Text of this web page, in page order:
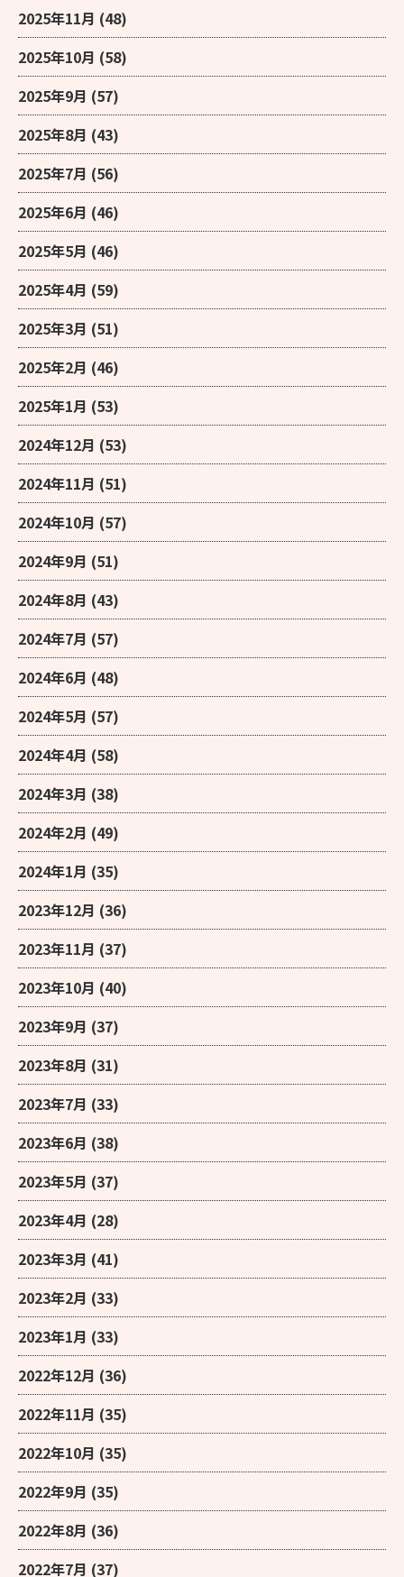
2025年11月 (48)
2025年10月 (58)
2025年9月 (57)
2025年8月 (43)
2025年7月 (56)
2025年6月 (46)
2025年5月 (46)
2025年4月 (59)
2025年3月 (51)
2025年2月 (46)
2025年1月 (53)
2024年12月 (53)
2024年11月 (51)
2024年10月 (57)
2024年9月 (51)
2024年8月 (43)
2024年7月 (57)
2024年6月 (48)
2024年5月 (57)
2024年4月 (58)
2024年3月 (38)
2024年2月 (49)
2024年1月 (35)
2023年12月 (36)
2023年11月 (37)
2023年10月 (40)
2023年9月 (37)
2023年8月 (31)
2023年7月 (33)
2023年6月 (38)
2023年5月 (37)
2023年4月 (28)
2023年3月 (41)
2023年2月 (33)
2023年1月 (33)
2022年12月 (36)
2022年11月 (35)
2022年10月 (35)
2022年9月 (35)
2022年8月 (36)
2022年7月 (37)